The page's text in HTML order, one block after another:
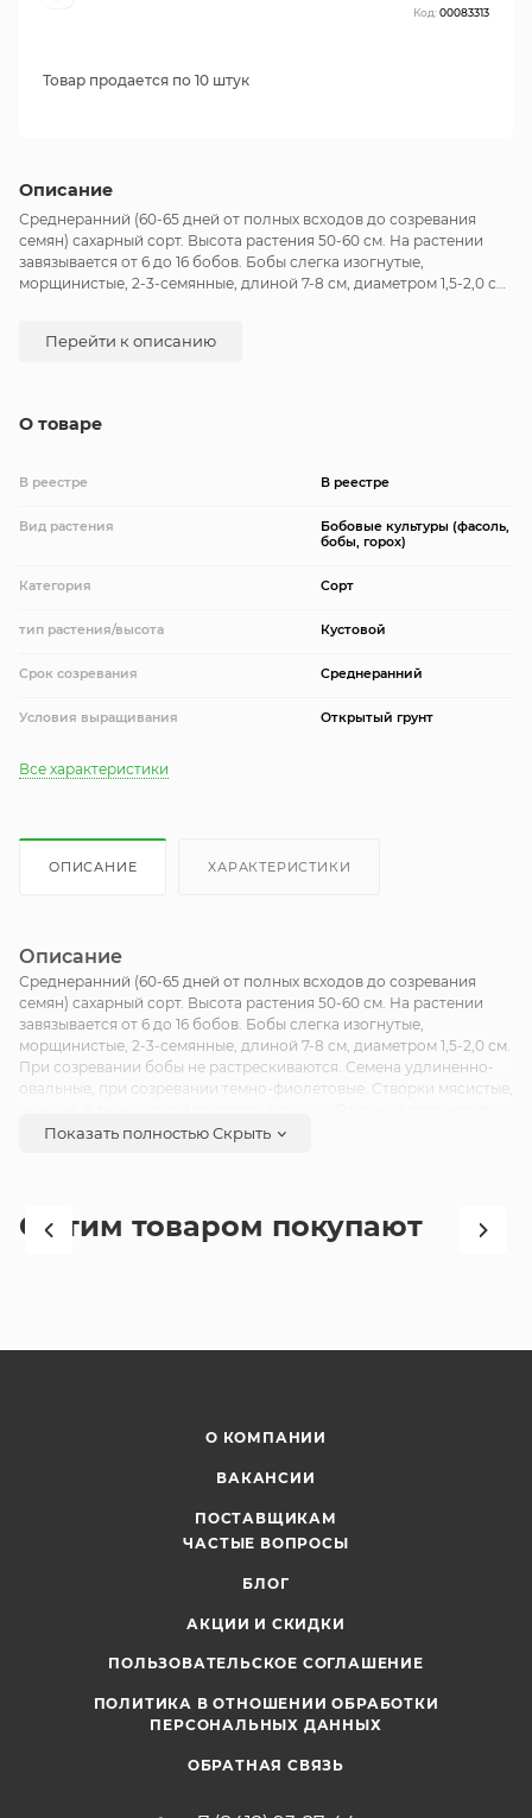
Описание
Среднеранний (60-65 дней от полных всходов до созревания
семян) сахарный сорт. Высота растения 50-60 см. На растении
завязывается от 6 до 16 бобов. Бобы слегка изогнутые,
морщинистые, 2-3-семянные, длиной 7-8 см, диаметром 1,5-2,0 см.
нежные, в технической спелости зеленые. Растение переносит
Перейти к описанию
О товаре
В реестре В реестре
Вид растения
Бобовые культуры (фасоль,
бобы, горох)
Категория Сорт
тип растения/высота Кустовой
Срок созревания Среднеранний
Условия выращивания Открытый грунт
Все характеристики
Код:00083313
Товар продается по 10 штук
ОПИСАНИЕ ХАРАКТЕРИСТИКИ
Описание
Среднеранний (60-65 дней от полных всходов до созревания
семян) сахарный сорт. Высота растения 50-60 см. На растении
завязывается от 6 до 16 бобов. Бобы слегка изогнутые,
морщинистые, 2-3-семянные, длиной 7-8 см, диаметром 1,5-2,0 см.
При созревании бобы не растрескиваются. Семена удлиненно-
овальные, при созревании темно-фиолетовые. Створки мясистые,
заморозки. Посев в открытый грунт проводится в конце апреля —
Показать полностьюСкрыть
С этим товаром покупают
О КОМПАНИИ
ВАКАНСИИ
ПОСТАВЩИКАМ
ЧАСТЫЕ ВОПРОСЫ
БЛОГ
АКЦИИ И СКИДКИ
ПОЛЬЗОВАТЕЛЬСКОЕ СОГЛАШЕНИЕ
ПОЛИТИКА В ОТНОШЕНИИ ОБРАБОТКИ
ПЕРСОНАЛЬНЫХ ДАННЫХ
ОБРАТНАЯ СВЯЗЬ